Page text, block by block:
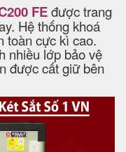
FEđược trang
Hệ thống khoá
toàn cực kì cao.
nhiều lớp bảo vệ
được cất giữ bên